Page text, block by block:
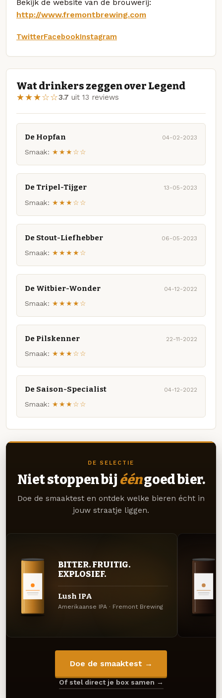
Bekijk de website van de brouwerij:
http://www.fremontbrewing.com
TwitterFacebookInstagram
Wat drinkers zeggen over Legend
★★★☆☆3.7 uit 13 reviews
De Hopfan 04-02-2023
Smaak: ★★★☆☆
De Tripel-Tijger 13-05-2023
Smaak: ★★★☆☆
De Stout-Liefhebber 06-05-2023
Smaak: ★★★★☆
De Witbier-Wonder 04-12-2022
Smaak: ★★★★☆
De Pilskenner 22-11-2022
Smaak: ★★★☆☆
De Saison-Specialist 04-12-2022
Smaak: ★★★☆☆
DE SELECTIE
Niet stoppen bij ééngoed bier.
Doe de smaaktest en ontdek welke bieren écht in
jouw straatje liggen.
BITTER. FRUITIG.
EXPLOSIEF.
Lush IPA
Amerikaanse IPA · Fremont Brewing
Doe de smaaktest →
Of stel direct je box samen →